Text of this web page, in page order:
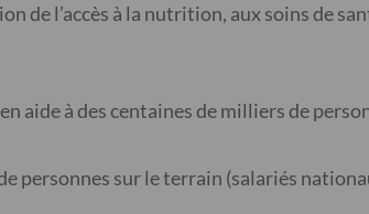
de l’accès à la nutrition, aux soins de
aide à des centaines de milliers de
personnes sur le terrain (salariés